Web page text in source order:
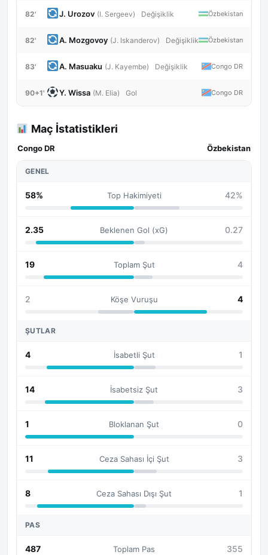
82' J. Urozov (I. Sergeev) Değişiklik Özbekistan
82' A. Mozgovoy (J. Iskanderov) Değişiklik Özbekistan
83' A. Masuaku (J. Kayembe) Değişiklik Congo DR
90+1' Y. Wissa (M. Elia) Gol Congo DR
Maç İstatistikleri
Congo DR Özbekistan
GENEL
58% Top Hakimiyeti 42%
2.35 Beklenen Gol (xG) 0.27
19 Toplam Şut 4
2 Köşe Vuruşu 4
ŞUTLAR
4 İsabetli Şut 1
14 İsabetsiz Şut 3
1 Bloklanan Şut 0
11 Ceza Sahası İçi Şut 3
8 Ceza Sahası Dışı Şut 1
PAS
487 Toplam Pas 355